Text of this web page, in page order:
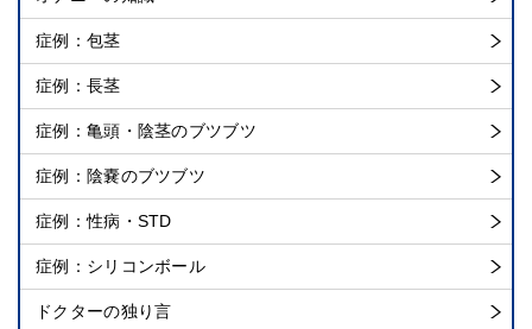
症例：包茎
症例：長茎
症例：亀頭・陰茎のブツブツ
症例：陰嚢のブツブツ
症例：性病・STD
症例：シリコンボール
ドクターの独り言